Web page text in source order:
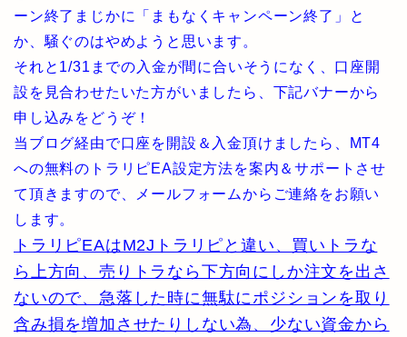
ーン終了まじかに「まもなくキャンペーン終了」と
か、騒ぐのはやめようと思います。
それと1/31までの入金が間に合いそうになく、口座開
設を見合わせたいた方がいましたら、下記バナーから
申し込みをどうぞ！
当ブログ経由で口座を開設＆入金頂けましたら、MT4
への無料のトラリピEA設定方法を案内＆サポートさせ
て頂きますので、メールフォームからご連絡をお願い
します。
トラリピEAはM2Jトラリピと違い、買いトラな
ら上方向、売りトラなら下方向にしか注文を出さ
ないので、急落した時に無駄にポジションを取り
含み損を増加させたりしない為、少ない資金から